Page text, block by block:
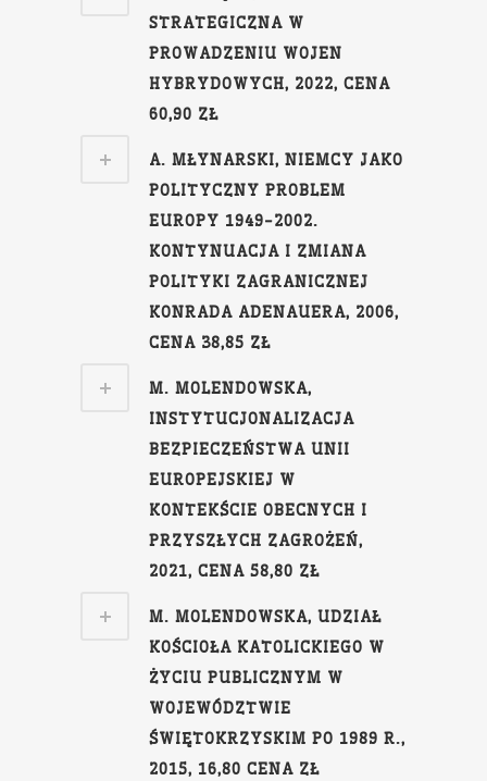
STRATEGICZNA W
PROWADZENIU WOJEN
HYBRYDOWYCH, 2022, CENA
60,90 ZŁ
A. MŁYNARSKI, NIEMCY JAKO
POLITYCZNY PROBLEM
EUROPY 1949-2002.
KONTYNUACJA I ZMIANA
POLITYKI ZAGRANICZNEJ
KONRADA ADENAUERA, 2006,
CENA 38,85 ZŁ
M. MOLENDOWSKA,
INSTYTUCJONALIZACJA
BEZPIECZEŃSTWA UNII
EUROPEJSKIEJ W
KONTEKŚCIE OBECNYCH I
PRZYSZŁYCH ZAGROŻEŃ,
2021, CENA 58,80 ZŁ
M. MOLENDOWSKA, UDZIAŁ
KOŚCIOŁA KATOLICKIEGO W
ŻYCIU PUBLICZNYM W
WOJEWÓDZTWIE
ŚWIĘTOKRZYSKIM PO 1989 R.,
2015, 16,80 CENA ZŁ